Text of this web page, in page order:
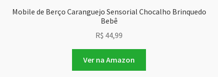
Mobile de Berço Caranguejo Sensorial Chocalho Brinquedo
Bebê
R$ 44,99
Ver na Amazon